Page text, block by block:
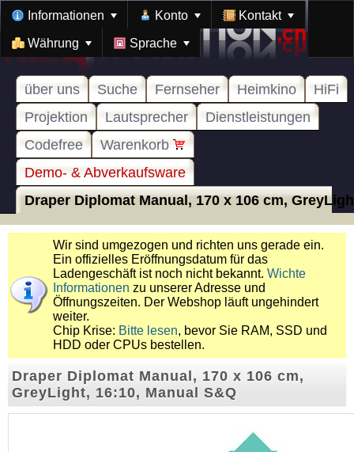
Informationen Konto Kontakt
Währung Sprache
über uns Suche Fernseher Heimkino
HiFi
Projektion
Lautsprecher
Dienstleistungen
Codefree
Warenkorb
Demo- & Abverkaufsware
Draper Diplomat Manual, 170 x 106 cm,
Wir sind umgezogen und richten uns gerade ein.
Ein offizielles Eröffnungsdatum für das
Ladengeschäft ist noch nicht bekannt. Wichte
Informationen zu unserer Adresse und
Öffnungszeiten. Der Webshop läuft ungehindert
weiter.
Chip Krise: Bitte lesen, bevor Sie RAM, SSD und
HDD oder CPUs bestellen.
Draper Diplomat Manual, 170 x 106 cm,
GreyLight, 16:10, Manual S&Q